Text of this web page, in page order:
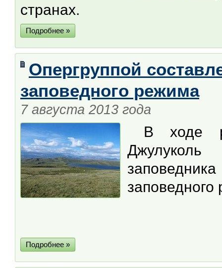
странах.
Подробнее »
Опергруппой
заповедного режима
7 августа 2013 года
В ходе
Джулуколь
Подробнее »